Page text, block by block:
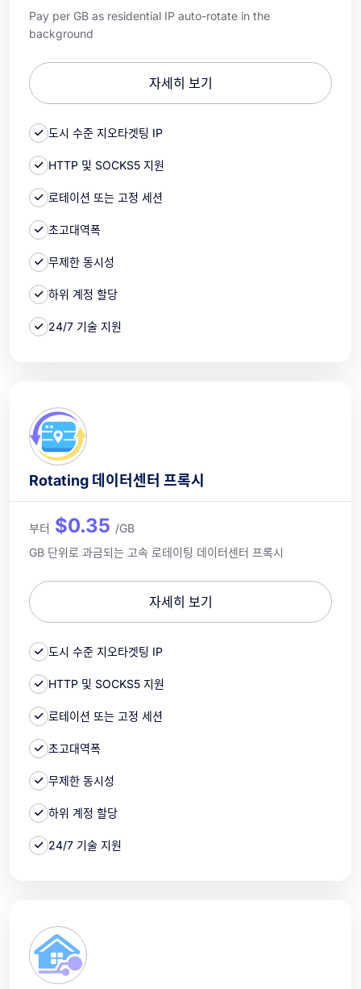
Pay per GB as residential IP auto-rotate in the
background
자세히 보기
도시 수준 지오타겟팅 IP
HTTP 및 SOCKS5 지원
로테이션 또는 고정 세션
초고대역폭
무제한 동시성
하위 계정 할당
24/7 기술 지원
Rotating 데이터센터 프록시
부터 $0.35 /GB
GB 단위로 과금되는 고속 로테이팅 데이터센터 프록시
자세히 보기
도시 수준 지오타겟팅 IP
HTTP 및 SOCKS5 지원
로테이션 또는 고정 세션
초고대역폭
무제한 동시성
하위 계정 할당
24/7 기술 지원